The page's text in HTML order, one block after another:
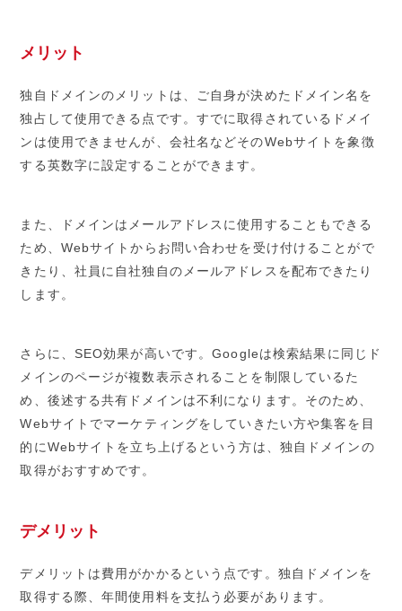
メリット
独自ドメインのメリットは、ご自身が決めたドメイン名を
独占して使用できる点です。すでに取得されているドメイ
ンは使用できませんが、会社名などそのWebサイトを象徴
する英数字に設定することができます。
また、ドメインはメールアドレスに使用することもできる
ため、Webサイトからお問い合わせを受け付けることがで
きたり、社員に自社独自のメールアドレスを配布できたり
します。
さらに、SEO効果が高いです。Googleは検索結果に同じド
メインのページが複数表示されることを制限しているた
め、後述する共有ドメインは不利になります。そのため、
Webサイトでマーケティングをしていきたい方や集客を目
的にWebサイトを立ち上げるという方は、独自ドメインの
取得がおすすめです。
デメリット
デメリットは費用がかかるという点です。独自ドメインを
取得する際、年間使用料を支払う必要があります。